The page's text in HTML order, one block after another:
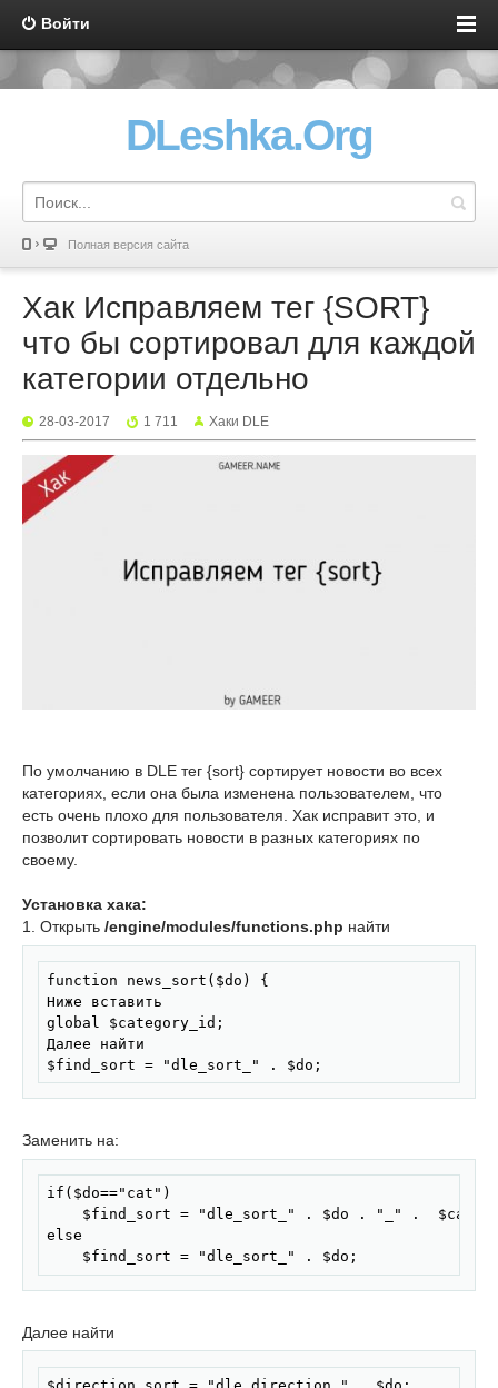
Войти
DLeshka.Org
Полная версия сайта
Хак Исправляем тег {SORT}
что бы сортировал для каждой
категории отдельно
28-03-2017 1 711 Хаки DLE
По умолчанию в DLE тег {sort} сортирует новости во всех
категориях, если она была изменена пользователем, что
есть очень плохо для пользователя. Хак исправит это, и
позволит сортировать новости в разных категориях по
своему.
Установка хака:
1. Открыть /engine/modules/functions.php найти
function news_sort($do) {
Ниже вставить
global $category_id;
Далее найти
$find_sort = "dle_sort_" . $do;
Скопировать
Заменить на:
if($do=="cat")
else
	$find_sort = "dle_sort_" . $do;
Далее найти